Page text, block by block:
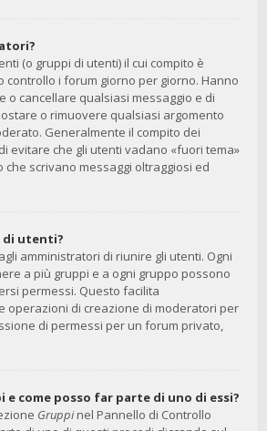
(o gruppi di utenti) il cui compito è
controllo i forum giorno per giorno. Hanno
o cancellare qualsiasi messaggio e di
o rimuovere qualsiasi argomento
Generalmente il compito dei
evitare che gli utenti vadano «fuori tema»
che scrivano messaggi oltraggiosi ed
di utenti?
amministratori di riunire gli utenti. Ogni
a più gruppi e a ogni gruppo possono
permessi. Questo facilita
operazioni di creazione di moderatori per
di permessi per un forum privato,
e come posso far parte di uno di essi?
Gruppinel Pannello di Controllo